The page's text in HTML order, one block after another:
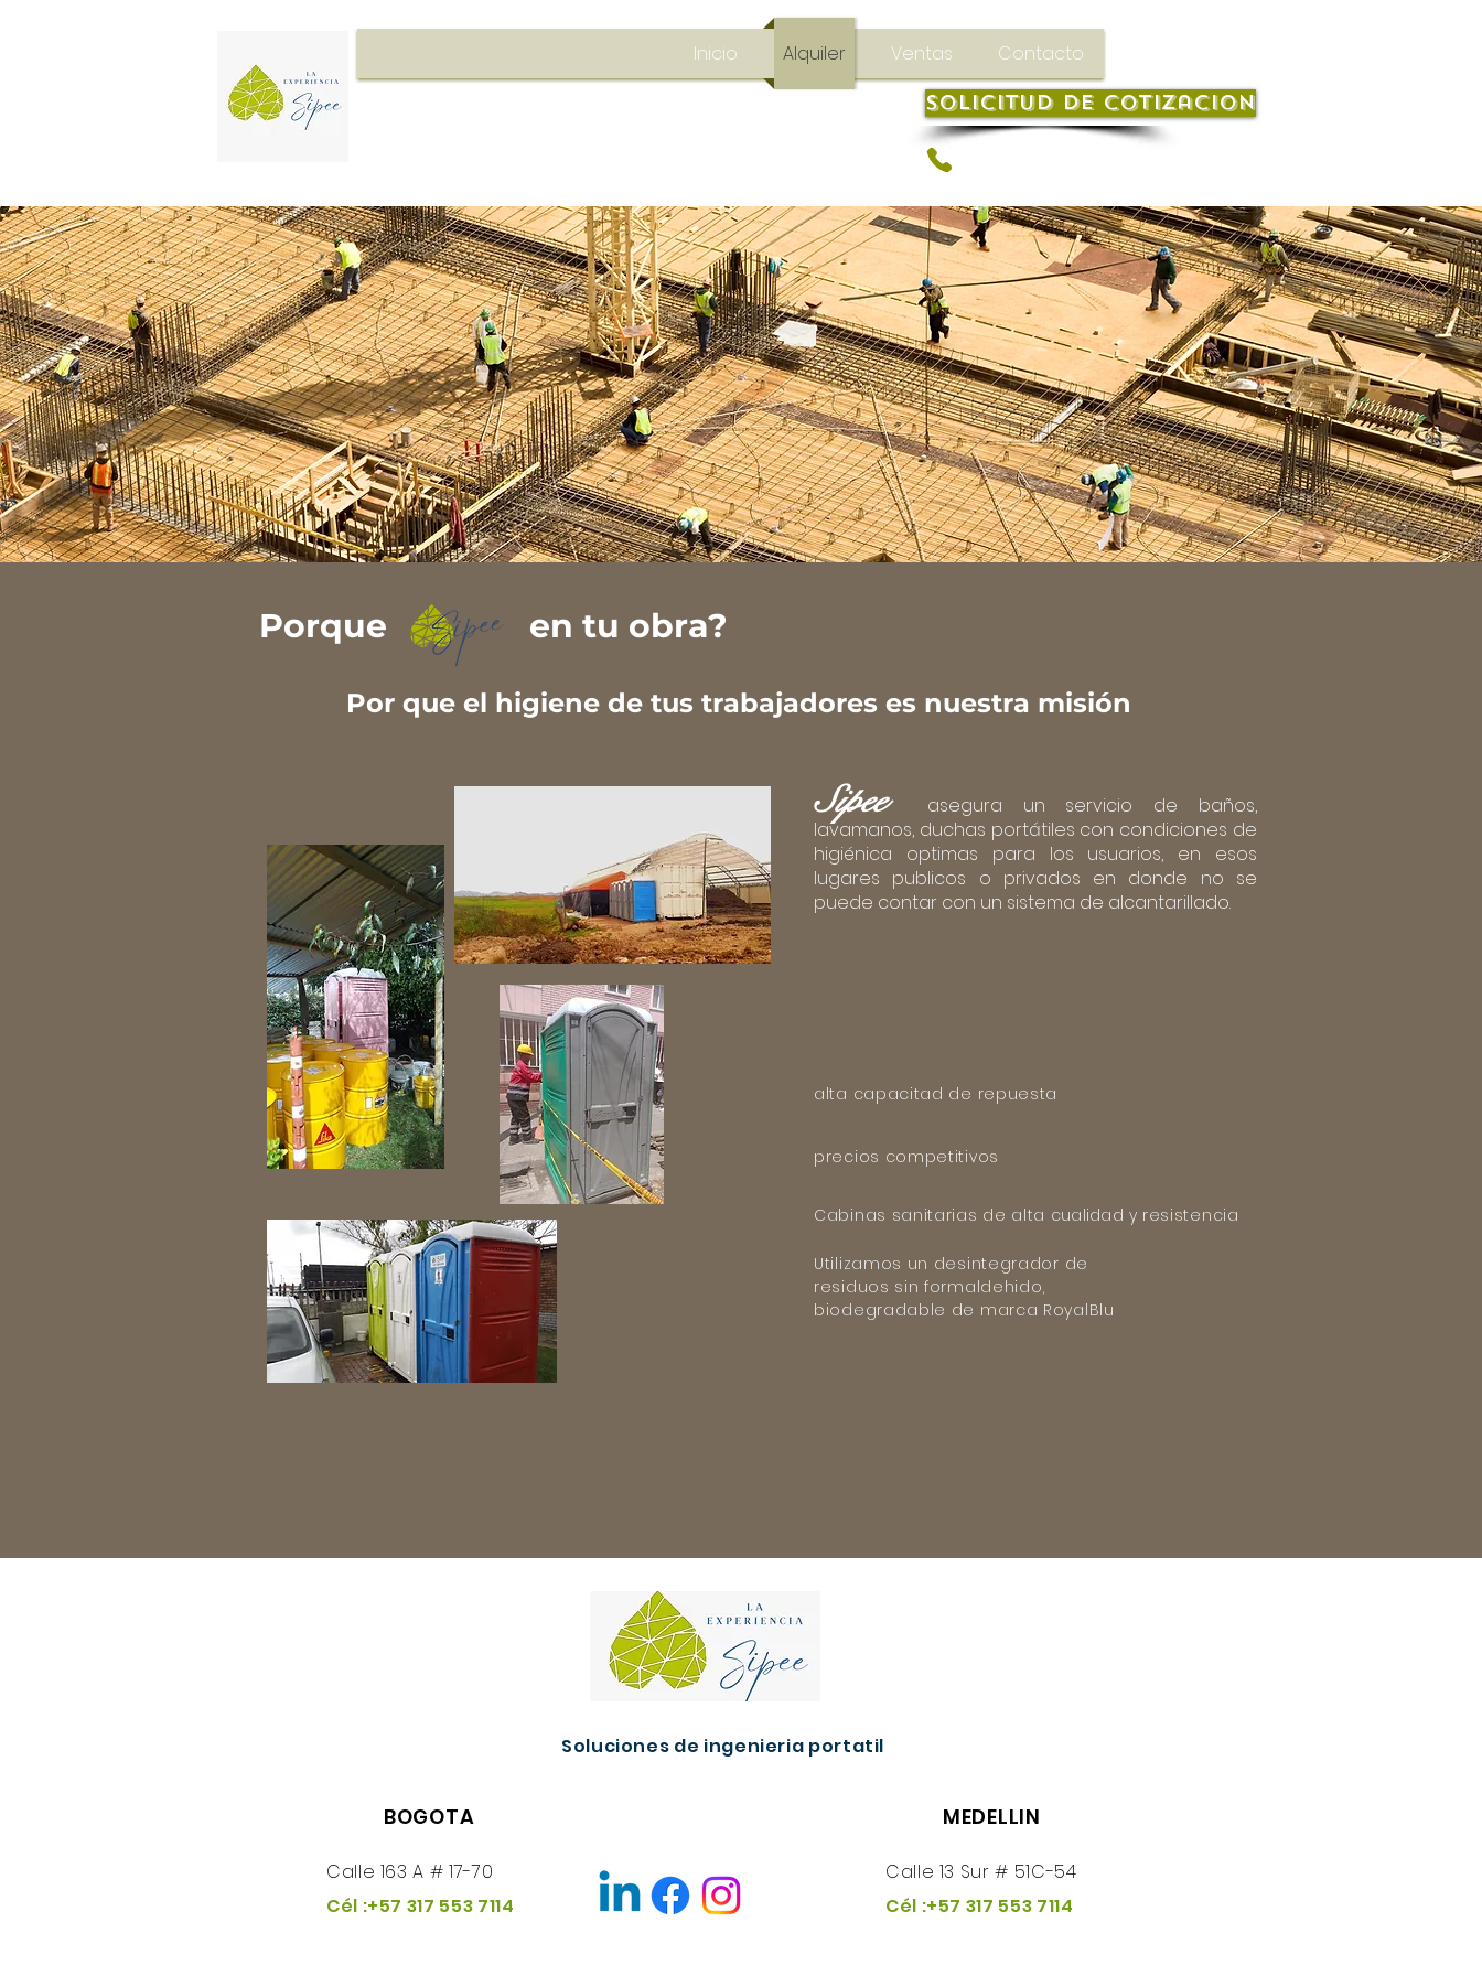
Inicio Alquiler Ventas Contacto
Solicitud de cotizacion
Porque en tu obra?
Por que el higiene de tus trabajadores es nuestra misión
Sipee asegura un servicio de baños,
lavamanos, duchas portátiles con condiciones de
higiénica optimas para los usuarios, en esos
lugares publicos o privados en donde no se
puede contar con un sistema de alcantarillado.
alta capacitad de repuesta
precios competitivos
Cabinas sanitarias de alta cualidad y resistencia
Utilizamos un desintegrador de
residuos sin formaldehido,
biodegradable de marca RoyalBlu
Soluciones de ingenieria portatil
BOGOTA
Calle 163 A # 17-70
Cél :+57 317 553 7114
MEDELLIN
Calle 13 Sur # 51C-54
Cél :+57 317 553 7114